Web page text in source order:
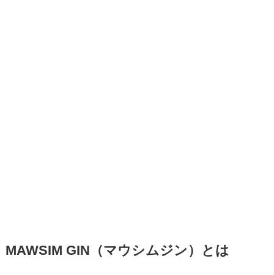
MAWSIM GIN（マウシムジン）とは